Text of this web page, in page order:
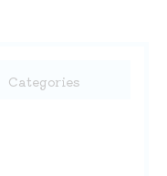
Categories